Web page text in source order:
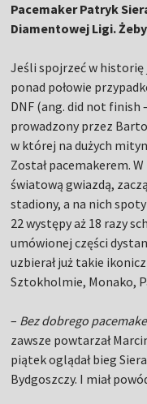
Pacemaker Patryk
Diamentowej Ligi.
Jeśli spojrzeć w
ponad połowie
DNF (ang. did not finish
prowadzony przez
w której na dużych
Został pacemakerem.
światową gwiazdą,
stadiony, a na nich
22 występy aż 18 razy
umówionej części
uzbierał już takie
Sztokholmie, Monako,
– Bez dobrego
zawsze powtarzał
piątek oglądał bieg
Bydgoszczy. I miał